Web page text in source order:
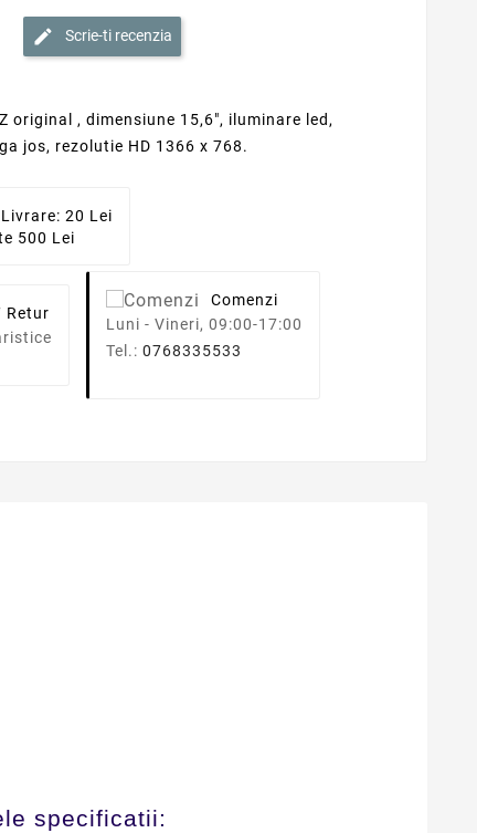
Scrie-ti recenzia
original , dimensiune 15,6", iluminare led,
jos, rezolutie HD 1366 x 768.
20 Lei
500 Lei
Retur
Comenzi
Luni - Vineri, 09:00-17:00
Tel.: 0768335533
specificatii: